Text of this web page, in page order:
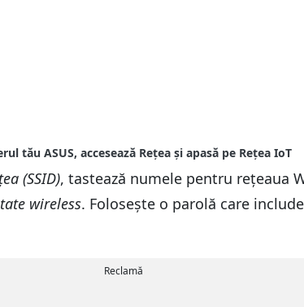
(SSID), tastează numele pentru rețeaua
wireless. Folosește o parolă care
Reclamă